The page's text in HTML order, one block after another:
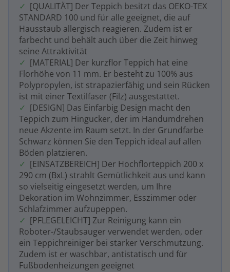
[QUALITÄT] Der Teppich besitzt das OEKO-TEX
STANDARD 100 und für alle geeignet, die auf
Hausstaub allergisch reagieren. Zudem ist er
farbecht und behält auch über die Zeit hinweg
seine Attraktivität
[MATERIAL] Der kurzflor Teppich hat eine
Florhöhe von 11 mm. Er besteht zu 100% aus
Polypropylen, ist strapazierfähig und sein Rücken
ist mit einer Textilfaser (Filz) ausgestattet.
[DESIGN] Das Einfarbig Design macht den
Teppich zum Hingucker, der im Handumdrehen
neue Akzente im Raum setzt. In der Grundfarbe
Schwarz können Sie den Teppich ideal auf allen
Böden platzieren.
[EINSATZBEREICH] Der Hochflorteppich 200 x
290 cm (BxL) strahlt Gemütlichkeit aus und kann
so vielseitig eingesetzt werden, um Ihre
Dekoration im Wohnzimmer, Esszimmer oder
Schlafzimmer aufzupeppen.
[PFLEGELEICHT] Zur Reinigung kann ein
Roboter-/Staubsauger verwendet werden, oder
ein Teppichreiniger bei starker Verschmutzung.
Zudem ist er waschbar, antistatisch und für
Fußbodenheizungen geeignet